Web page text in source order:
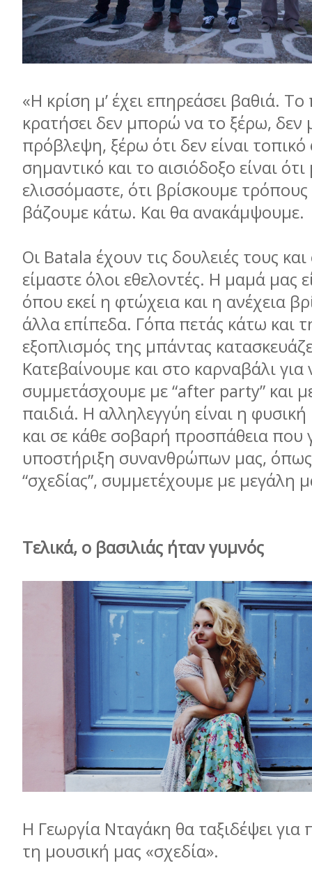
«Η κρίση µ’ έχει επηρεάσει βαθιά.
κρατήσει δεν µπορώ να το ξέρω,
πρόβλεψη, ξέρω ότι δεν είναι
σηµαντικό και το αισιόδοξο είναι
ελισσόµαστε, ότι βρίσκουµε τρόπους
βάζουµε κάτω. Και θα ανακάµψουµε.
Οι Batala έχουν τις δουλειές τους
είµαστε όλοι εθελοντές. Η µαµά µας
όπου εκεί η φτώχεια και η ανέχεια
άλλα επίπεδα. Γόπα πετάς κάτω και
εξοπλισµός της µπάντας
Κατεβαίνουµε και στο καρναβάλι για
συµµετάσχουµε µε “after party” και
παιδιά. Η αλληλεγγύη είναι η
και σε κάθε σοβαρή προσπάθεια που
υποστήριξη συνανθρώπων µας, όπως
“σχεδίας”, συµµετέχουµε µε µεγάλη
Τελικά, ο βασιλιάς ήταν γυµνός
Η Γεωργία Νταγάκη θα ταξιδέψει
τη µουσική µας «σχεδία».